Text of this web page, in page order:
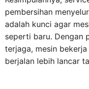
pembersihan
adalah kunci agar
seperti baru. Dengan
terjaga, mesin
berjalan lebih lancar